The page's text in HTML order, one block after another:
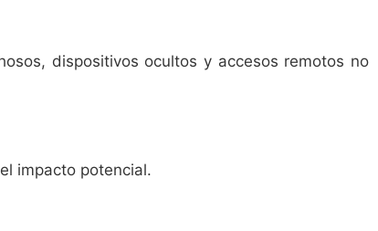
dispositivos ocultos y accesos remotos no
impacto potencial.